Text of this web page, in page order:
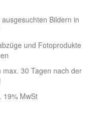
Bildern in
und Fotoprodukte
30 Tagen nach der
19% MwSt